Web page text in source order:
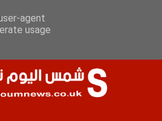
agent
usage